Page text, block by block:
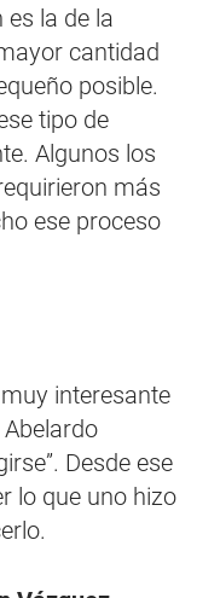
la de la
cantidad
posible.
tipo de
Algunos los
más
ese proceso
interesante
Desde ese
lo que uno hizo